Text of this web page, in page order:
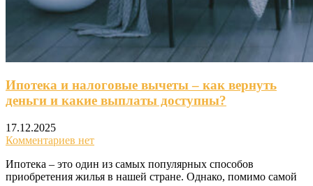
Ипотека и налоговые вычеты – как вернуть
деньги и какие выплаты доступны?
17.12.2025
Комментариев нет
Ипотека – это один из самых популярных способов
приобретения жилья в нашей стране. Однако, помимо самой